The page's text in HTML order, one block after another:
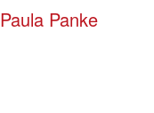
Paula Panke